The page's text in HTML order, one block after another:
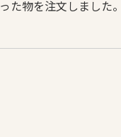
た物を注文しました。